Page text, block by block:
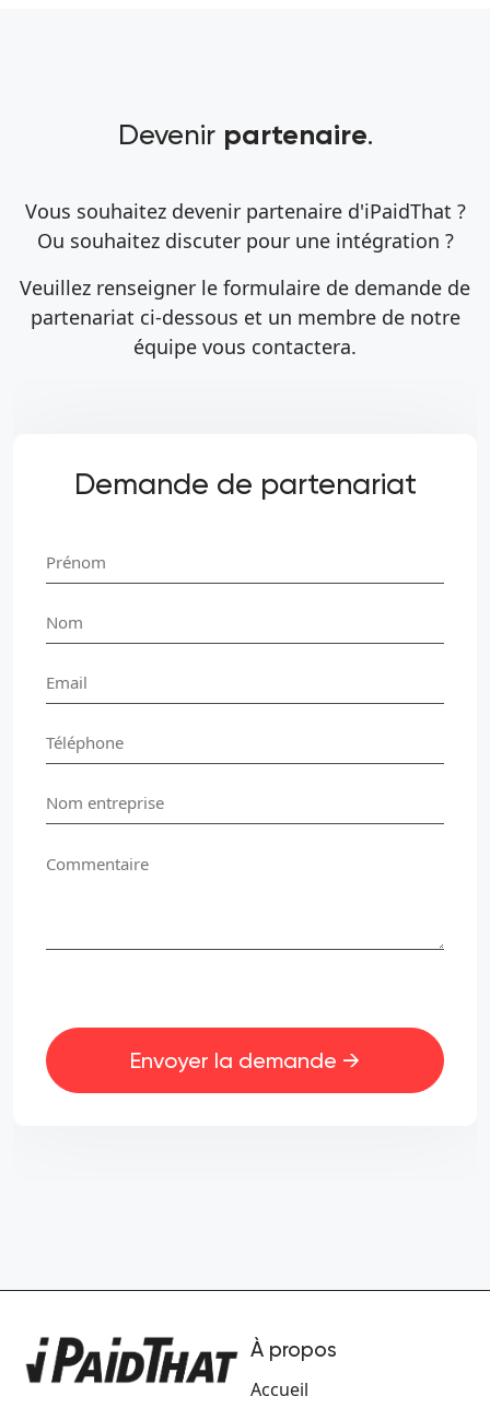
Devenir partenaire.
Vous souhaitez devenir partenaire d'iPaidThat ?
Ou souhaitez discuter pour une intégration ?
Veuillez renseigner le formulaire de demande de
partenariat ci-dessous et un membre de notre
équipe vous contactera.
Demande de partenariat
Envoyer la demande →
À propos
Accueil